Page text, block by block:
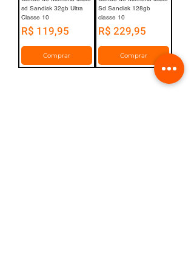
sd Sandisk 32gb Ultra
Classe 10
Preço
R$ 119,95
Comprar
Sd Sandisk 128gb
classe 10
Preço
R$ 229,95
Comprar